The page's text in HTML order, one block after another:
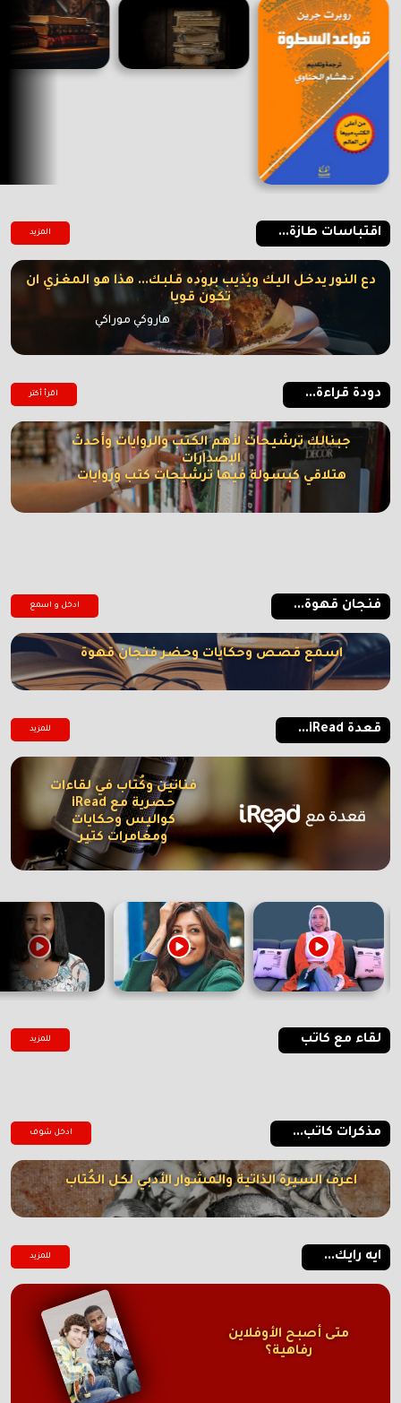
اقتباسات طازة... المزيد
دع النور يدخل اليك ويذيب بروده قلبك... هذا هو المغزي ان
تكون قويا
هاروكي موراكي
دودة قراءة... اقرأ أكتر
جبنالك ترشيحات لأهم الكتب والروايات وأحدث
الإصدارات
هتلاقي كبسولة فيها ترشيحات كتب وروايات
فنجان قهوة... ادخل و اسمع
اسمع قصص وحكايات وحضر فنجان قهوة
قعدة iRead... للمزيد
فنانين وكُتاب في لقاءات
حصرية مع iRead
كواليس وحكايات
ومغامرات كتير
لقاء مع كاتب للمزيد
مذكرات كاتب... ادخل شوف
اعرف السيرة الذاتية والمشوار الأدبي لكل الكُتاب
ايه رايك... للمزيد
متى أصبح الأوفلاين
رفاهية؟